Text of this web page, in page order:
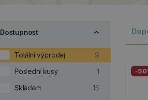
Dostupnost
Totální výprodej
9
Poslední kusy
1
Skladem
15
-